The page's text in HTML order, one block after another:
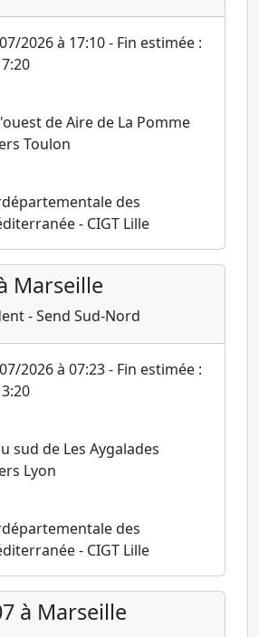
2026 à 17:10 - Fin estimée :
de Aire de La Pomme
Toulon
des
- CIGT Lille
Marseille
- Send Sud-Nord
2026 à 07:23 - Fin estimée :
sud de Les Aygalades
Lyon
des
- CIGT Lille
à Marseille